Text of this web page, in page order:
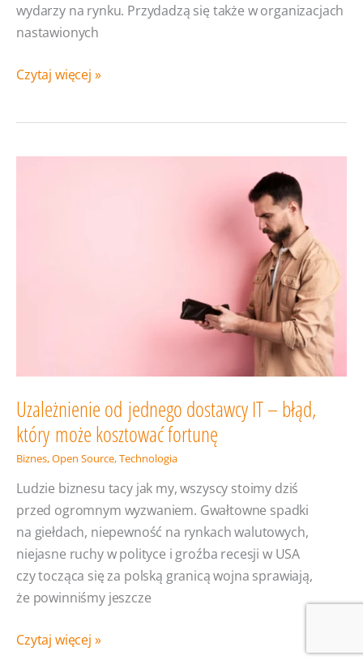
wydarzy na rynku. Przydadzą się także w organizacjach
nastawionych
Open
Którą
Czytaj więcej »
Uzależnienie od jednego dostawcy IT – błąd,
który może kosztować fortunę
Biznes,Open Source,Technologia
Ludzie biznesu tacy jak my, wszyscy stoimy dziś
przed ogromnym wyzwaniem. Gwałtowne spadki
na giełdach, niepewność na rynkach walutowych,
niejasne ruchy w polityce i groźba recesji w USA
czy tocząca się za polską granicą wojna sprawiają,
że powinniśmy jeszcze
Uzależnienie
Czytaj więcej »